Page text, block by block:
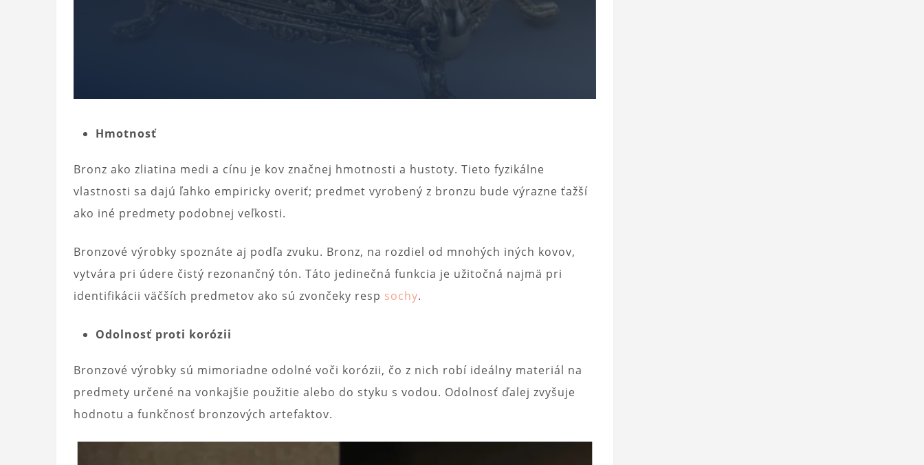
Hmotnosť
Bronz ako zliatina medi a cínu je kov značnej hmotnosti a hustoty. Tieto fyzikálne
vlastnosti sa dajú ľahko empiricky overiť; predmet vyrobený z bronzu bude výrazne ťažší
ako iné predmety podobnej veľkosti.
Bronzové výrobky spoznáte aj podľa zvuku. Bronz, na rozdiel od mnohých iných kovov,
vytvára pri údere čistý rezonančný tón. Táto jedinečná funkcia je užitočná najmä pri
identifikácii väčších predmetov ako sú zvončeky resp sochy.
Odolnosť proti korózii
Bronzové výrobky sú mimoriadne odolné voči korózii, čo z nich robí ideálny materiál na
predmety určené na vonkajšie použitie alebo do styku s vodou. Odolnosť ďalej zvyšuje
hodnotu a funkčnosť bronzových artefaktov.